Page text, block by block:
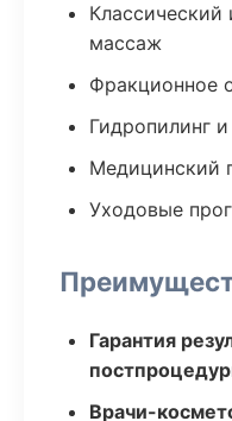
массаж
Фракционное
Гидропилинг
Медицинский
Уходовые
Гарантия
Врачи-